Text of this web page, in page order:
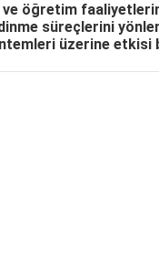
öğretim
süreçlerini
üzerine etkisi